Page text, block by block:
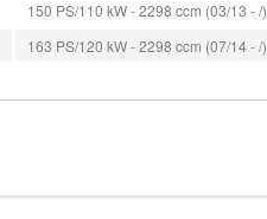
150 PS/110 kW - 2298 ccm (03/13 - /)
163 PS/120 kW - 2298 ccm (07/14 - /)